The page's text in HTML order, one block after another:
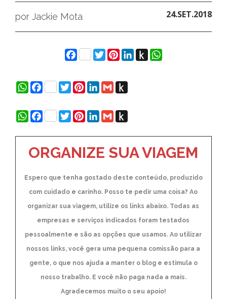
por Jackie Mota 24.SET.2018
Facebook
Twitter
Pinterest
LinkedIn
Push
to
WhatsApp
WhatsApp
Facebook
Twitter
Pinterest
LinkedIn
GmailPush
Kindle
WhatsApp
Facebook
Twitter
Pinterest
LinkedIn
GmailPush
to
Kindle
ORGANIZE SUA VIAGEM
Espero que tenha gostado deste conteúdo, produzido
com cuidado e carinho. Posso te pedir uma coisa? Ao
organizar sua viagem, utilize os links abaixo. Todas as
empresas e serviços indicados foram testados
pessoalmente e são as opções que usamos. Ao utilizar
nossos links, você gera uma pequena comissão para a
gente, o que nos ajuda a manter o blog e estimula o
nosso trabalho. E você não paga nada a mais.
Agradecemos muito o seu apoio!